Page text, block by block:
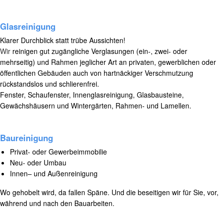
Glasreinigung
Klarer Durchblick statt trübe Aussichten!
Wir reinigen gut zugängliche Verglasungen (ein-, zwei- oder
mehrseitig) und Rahmen jeglicher Art an privaten, gewerblichen oder
öffentlichen Gebäuden auch von hartnäckiger Verschmutzung
rückstandslos und schlierenfrei.
Fenster, Schaufenster, Innenglasreinigung, Glasbausteine,
Gewächshäusern und Wintergärten, Rahmen- und Lamellen.
Baureinigung
Privat- oder Gewerbeimmobilie
Neu- oder Umbau
Innen– und Außenreinigung
Wo gehobelt wird, da fallen Späne. Und die beseitigen wir für Sie, vor,
während und nach den Bauarbeiten.